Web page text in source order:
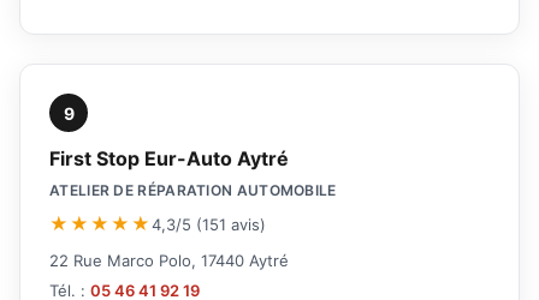
9
First Stop Eur-Auto Aytré
ATELIER DE RÉPARATION AUTOMOBILE
★★★★★4,3/5 (151 avis)
22 Rue Marco Polo, 17440 Aytré
Tél. : 05 46 41 92 19